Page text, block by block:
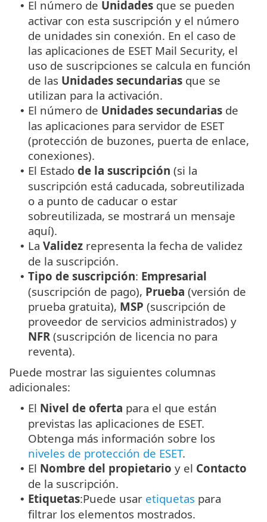
• El número de Unidades que se pueden
activar con esta suscripción y el número
de unidades sin conexión. En el caso de
las aplicaciones de ESET Mail Security, el
uso de suscripciones se calcula en función
de las Unidades secundarias que se
utilizan para la activación.
• El número de Unidades secundarias de
las aplicaciones para servidor de ESET
(protección de buzones, puerta de enlace,
conexiones).
• El Estado de la suscripción (si la
suscripción está caducada, sobreutilizada
o a punto de caducar o estar
sobreutilizada, se mostrará un mensaje
aquí).
• La Validez representa la fecha de validez
de la suscripción.
• Tipo de suscripción: Empresarial
(suscripción de pago), Prueba (versión de
prueba gratuita), MSP (suscripción de
proveedor de servicios administrados) y
NFR (suscripción de licencia no para
reventa).
Puede mostrar las siguientes columnas
adicionales:
• El Nivel de oferta para el que están
previstas las aplicaciones de ESET.
Obtenga más información sobre los
niveles de protección de ESET.
• El Nombre del propietario y el Contacto
de la suscripción.
• Etiquetas:Puede usar etiquetas para
filtrar los elementos mostrados.